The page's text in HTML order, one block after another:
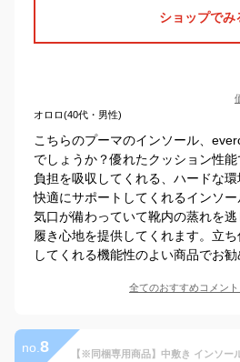
ショップでみ
オロロ(40代・男性)
こちらのプーマのインソール、
でしょうか？優れたクッション性能
負担を吸収してくれる、ハードな
快適にサポートしてくれるインソ
気口が備わっていて靴内の蒸れを
履き心地を提供してくれます。立
してくれる機能性のよい商品でお勧
全てのおすすめコメント
no. 8